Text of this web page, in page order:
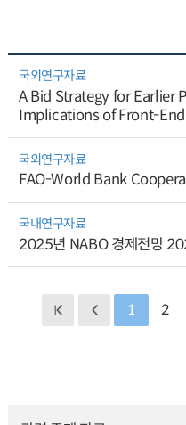
국외연구자료
A Bid Strategy for Earlier
Implications of Front-
국외연구자료
FAO-World Bank
국내연구자료
2025년 NABO 경제전망
1 2